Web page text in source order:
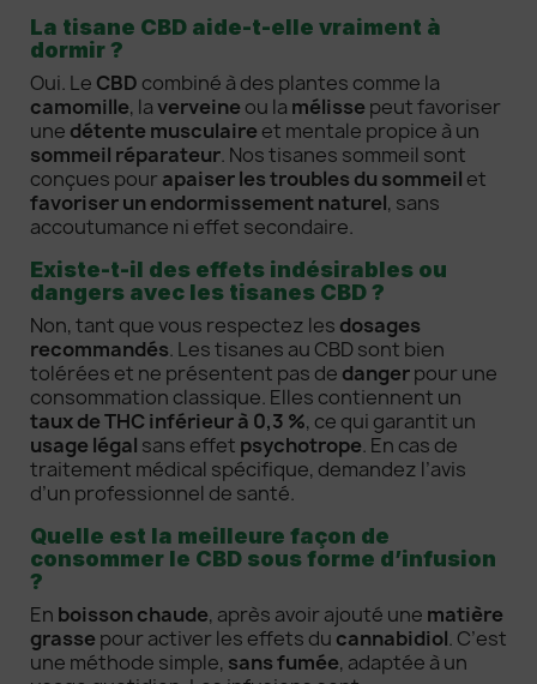
La tisane CBD aide-t-elle vraiment à
dormir ?
Oui. Le CBD combiné à des plantes comme la
camomille, laverveine ou la mélisse peut favoriser
une détente musculaire et mentale propice à un
sommeil réparateur. Nos tisanes sommeil sont
conçues pour apaiser les troubles du sommeil et
favoriser un endormissement naturel, sans
accoutumance ni effet secondaire.
Existe-t-il des effets indésirables ou
dangers avec les tisanes CBD ?
Non, tant que vous respectez les dosages
recommandés. Les tisanes au CBD sont bien
tolérées et ne présentent pas de dangerpour une
consommation classique. Elles contiennent un
taux de THC inférieur à 0,3 %, ce qui garantit un
usage légal sans effet psychotrope. En cas de
traitement médical spécifique, demandez l’avis
d’un professionnel de santé.
Quelle est la meilleure façon de
consommer le CBD sous forme d’infusion
?
En boisson chaude, après avoir ajouté une matière
grasse pour activer les effets du cannabidiol. C’est
une méthode simple, sans fumée, adaptée à un